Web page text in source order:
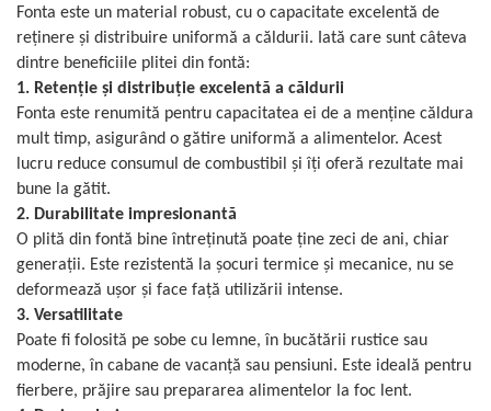
PRODUSE PENTRU GRĂDINARIT
Irigații pentru grădină
Unelte electrice
Unelte pentru grădinărit
SOBE ȘI ȘEMINEE
STICLĂ TERMOREZISTENTĂ
TIMP LIBER IN NATURA
TRUSE SI ACCESORII PROFESIONALE
DE CURATARE HORN
UZ GOSPODĂRESC
ȘEMINEE ȘI ÎNCĂLZITOARE DE
TERASĂ
Fonta este un material robust, cu o capacitate excelentă de
reținere și distribuire uniformă a căldurii. Iată care sunt câteva
dintre beneficiile plitei din fontă:
1. Retenție și distribuție excelentă a căldurii
Fonta este renumită pentru capacitatea ei de a menține căldura
mult timp, asigurând o gătire uniformă a alimentelor. Acest
lucru reduce consumul de combustibil și îți oferă rezultate mai
bune la gătit.
2. Durabilitate impresionantă
O plită din fontă bine întreținută poate ține zeci de ani, chiar
generații. Este rezistentă la șocuri termice și mecanice, nu se
deformează ușor și face față utilizării intense.
3. Versatilitate
Poate fi folosită pe sobe cu lemne, în bucătării rustice sau
moderne, în cabane de vacanță sau pensiuni. Este ideală pentru
fierbere, prăjire sau prepararea alimentelor la foc lent.